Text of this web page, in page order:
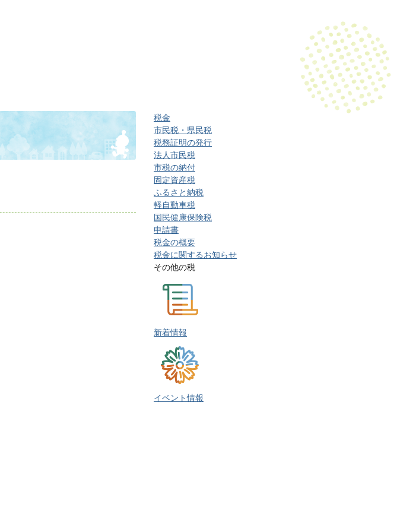
税金
市民税・県民税
税務証明の発行
法人市民税
市税の納付
固定資産税
ふるさと納税
軽自動車税
国民健康保険税
申請書
税金の概要
税金に関するお知らせ
その他の税
新着情報
イベント情報